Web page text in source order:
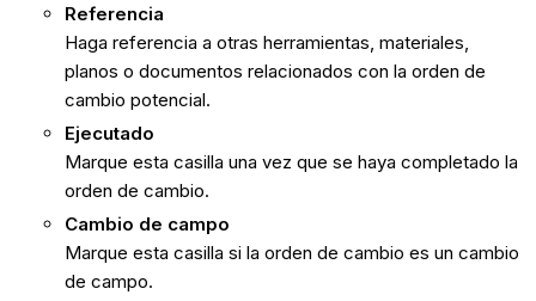
Referencia
Haga referencia a otras herramientas, materiales,
planos o documentos relacionados con la orden de
cambio potencial.
Ejecutado
Marque esta casilla una vez que se haya completado la
orden de cambio.
Cambio de campo
Marque esta casilla si la orden de cambio es un cambio
de campo.